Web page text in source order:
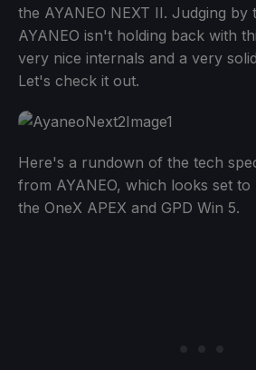
the AYANEO NEXT II. Judging by
AYANEO isn't holding back with
very nice internals and a very
Let's check it out.
Here's a rundown of the tech
from AYANEO, which looks set
the OneX APEX and GPD Win 5.